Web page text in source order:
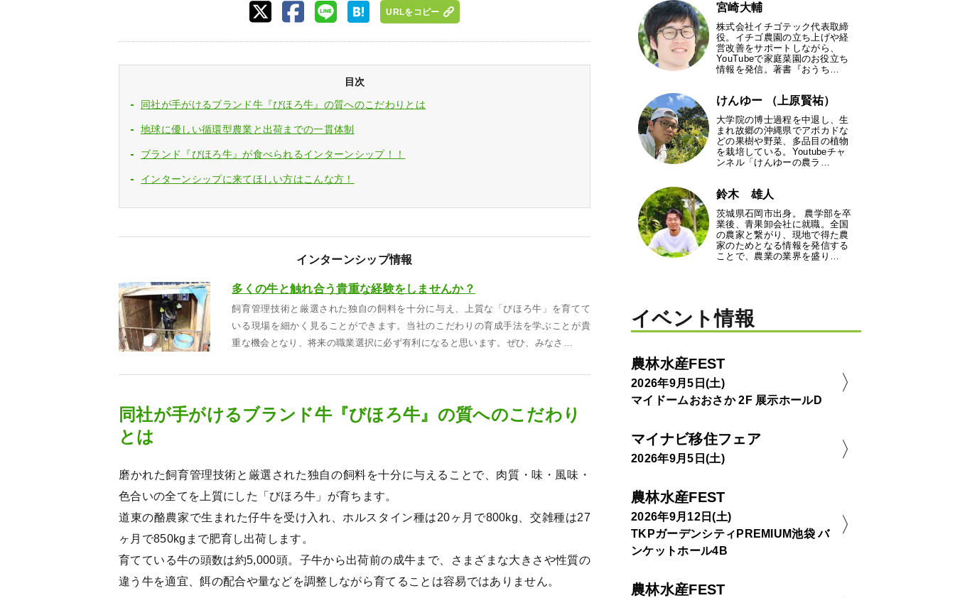
URLをコピー
目次
同社が手がけるブランド牛『びほろ牛』の質へのこだわりとは
地球に優しい循環型農業と出荷までの一貫体制
ブランド『びほろ牛』が食べられるインターンシップ！！
インターンシップに来てほしい方はこんな方！
インターンシップ情報
多くの牛と触れ合う貴重な経験をしませんか？
飼育管理技術と厳選された独自の飼料を十分に与え、上質な「びほろ牛」を育てて
いる現場を細かく見ることができます。当社のこだわりの育成手法を学ぶことが貴
重な機会となり、将来の職業選択に必ず有利になると思います。ぜひ、みなさ…
同社が手がけるブランド牛『びほろ牛』の質へのこだわり
とは
磨かれた飼育管理技術と厳選された独自の飼料を十分に与えることで、肉質・味・風味・
色合いの全てを上質にした「びほろ牛」が育ちます。
道東の酪農家で生まれた仔牛を受け入れ、ホルスタイン種は20ヶ月で800kg、交雑種は27
ヶ月で850kgまで肥育し出荷します。
育てている牛の頭数は約5,000頭。子牛から出荷前の成牛まで、さまざまな大きさや性質の
違う牛を適宜、餌の配合や量などを調整しながら育てることは容易ではありません。
宮崎大輔
株式会社イチゴテック代表取締
役。イチゴ農園の立ち上げや経
営改善をサポートしながら、
YouTubeで家庭菜園のお役立ち
情報を発信。著書『おうち…
けんゆー （上原賢祐）
大学院の博士過程を中退し、生
まれ故郷の沖縄県でアボカドな
どの果樹や野菜、多品目の植物
を栽培している。Youtubeチャ
ンネル「けんゆーの農ラ…
鈴木 雄人
茨城県石岡市出身。 農学部を卒
業後、青果卸会社に就職。全国
の農家と繋がり、現地で得た農
家のためとなる情報を発信する
ことで、農業の業界を盛り…
イベント情報
農林水産FEST
2026年9月5日(土)
マイドームおおさか 2F 展示ホールD
マイナビ移住フェア
2026年9月5日(土)
農林水産FEST
2026年9月12日(土)
TKPガーデンシティPREMIUM池袋 バ
ンケットホール4B
農林水産FEST